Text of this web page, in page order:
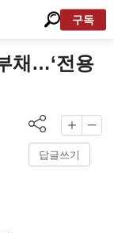
구독
채…‘전용
답글쓰기